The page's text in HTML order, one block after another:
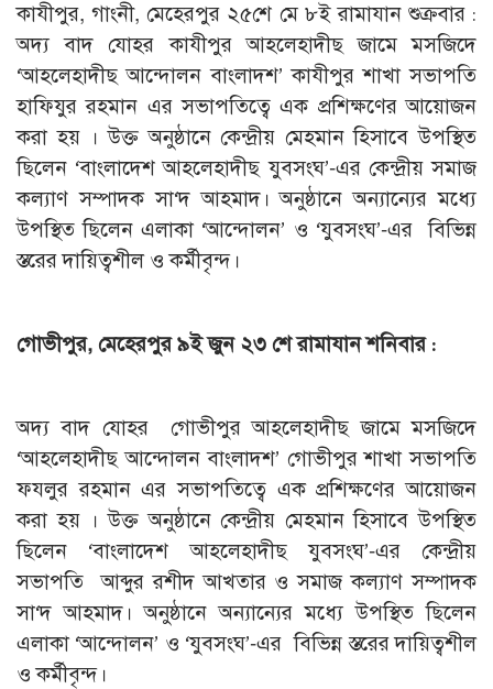
কাযীপুর, গাংনী, মেহেরপুর ২৫শে মে ৮ই রামাযান শুক্রবার :
অদ্য বাদ যোহর কাযীপুর আহলেহাদীছ জামে মসজিদে
‘আহলেহাদীছ আন্দোলন বাংলাদশ’ কাযীপুর শাখা সভাপতি
হাফিযুর রহমান এর সভাপতিত্বে এক প্রশিক্ষণের আয়োজন
করা হয় । উক্ত অনুষ্ঠানে কেন্দ্রীয় মেহমান হিসাবে উপস্থিত
ছিলেন ‘বাংলাদেশ আহলেহাদীছ যুবসংঘ’-এর কেন্দ্রীয় সমাজ
কল্যাণ সম্পাদক সা‘দ আহমাদ। অনুষ্ঠানে অন্যান্যের মধ্যে
উপস্থিত ছিলেন এলাকা ‘আন্দোলন’ ও ‘যুবসংঘ’-এর বিভিন্ন
স্তরের দায়িত্বশীল ও কর্মীবৃন্দ।
গোভীপুর, মেহেরপুর ৯ই জুন ২৩ শে রামাযান শনিবার :
অদ্য বাদ যোহর গোভীপুর আহলেহাদীছ জামে মসজিদে
‘আহলেহাদীছ আন্দোলন বাংলাদশ’ গোভীপুর শাখা সভাপতি
ফযলুর রহমান এর সভাপতিত্বে এক প্রশিক্ষণের আয়োজন
করা হয় । উক্ত অনুষ্ঠানে কেন্দ্রীয় মেহমান হিসাবে উপস্থিত
ছিলেন ‘বাংলাদেশ আহলেহাদীছ যুবসংঘ’-এর কেন্দ্রীয়
সভাপতি আব্দুর রশীদ আখতার ও সমাজ কল্যাণ সম্পাদক
সা‘দ আহমাদ। অনুষ্ঠানে অন্যান্যের মধ্যে উপস্থিত ছিলেন
এলাকা ‘আন্দোলন’ ও ‘যুবসংঘ’-এর বিভিন্ন স্তরের দায়িত্বশীল
ও কর্মীবৃন্দ।